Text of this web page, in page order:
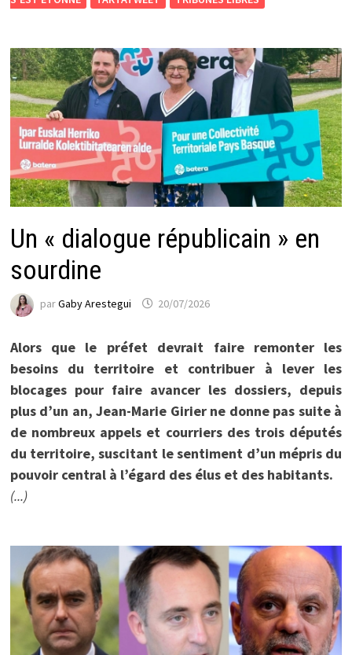
Un « dialogue républicain » en
sourdine
parGaby Arestegui 20/07/2026
Alors que le préfet devrait faire remonter les
besoins du territoire et contribuer à lever les
blocages pour faire avancer les dossiers, depuis
plus d’un an, Jean-Marie Girier ne donne pas suite à
de nombreux appels et courriers des trois députés
du territoire, suscitant le sentiment d’un mépris du
pouvoir central à l’égard des élus et des habitants.
(...)